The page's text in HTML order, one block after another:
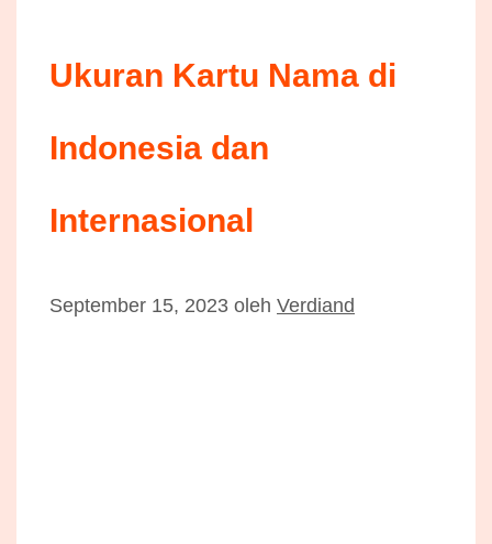
Ukuran Kartu Nama di
Indonesia dan
Internasional
September 15, 2023 oleh Verdiand